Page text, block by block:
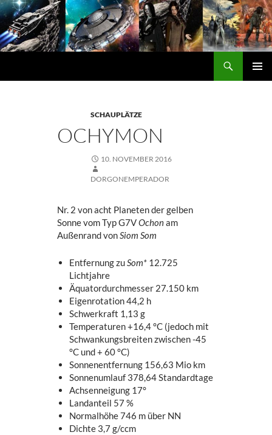
Zum
Inhalt
springen
SCHAUPLÄTZE
OCHYMON
10. NOVEMBER 2016
DORGONEMPERADOR
Nr. 2 von acht Planeten der gelben
Sonne vom Typ G7VOchonam
Außenrand vonSiom Som
Entfernung zuSom* 12.725
Lichtjahre
Äquatordurchmesser 27.150 km
Eigenrotation 44,2 h
Schwerkraft 1,13 g
Temperaturen +16,4 °C (jedoch mit
Schwankungsbreiten zwischen -45
°C und + 60 °C)
Sonnenentfernung 156,63 Mio km
Sonnenumlauf 378,64 Standardtage
Achsenneigung 17°
Landanteil 57 %
Normalhöhe 746 m über NN
Dichte 3,7 g/ccm